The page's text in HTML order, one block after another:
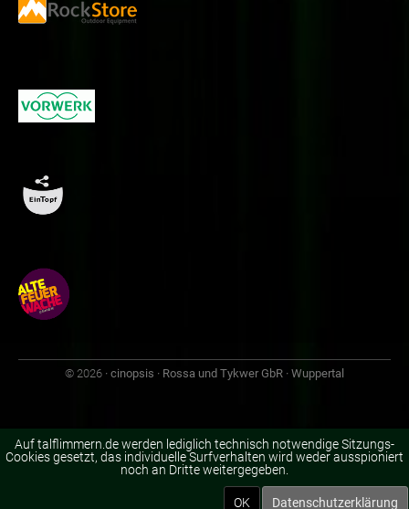
© 2026 · cinopsis · Rossa und Tykwer GbR · Wuppertal
Auf talflimmern.de werden lediglich technisch notwendige Sitzungs-
Cookies gesetzt, das individuelle Surfverhalten wird weder ausspioniert
noch an Dritte weitergegeben.
Datenschutzerklärung
OK